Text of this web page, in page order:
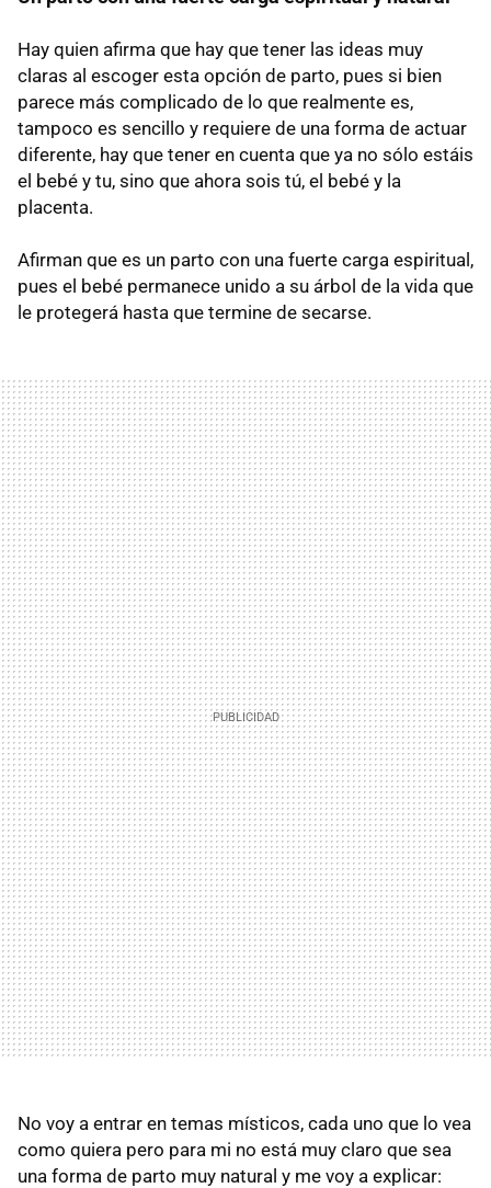
Hay quien afirma que hay que tener las ideas muy
claras al escoger esta opción de parto, pues si bien
parece más complicado de lo que realmente es,
tampoco es sencillo y requiere de una forma de actuar
diferente, hay que tener en cuenta que ya no sólo estáis
el bebé y tu, sino que ahora sois tú, el bebé y la
placenta.
Afirman que es un parto con una fuerte carga espiritual,
pues el bebé permanece unido a su árbol de la vida que
le protegerá hasta que termine de secarse.
No voy a entrar en temas místicos, cada uno que lo vea
como quiera pero para mi no está muy claro que sea
una forma de parto muy natural y me voy a explicar: